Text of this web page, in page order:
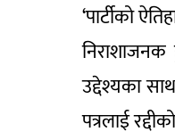
‘पार्टीको
उद्देश्यका
पत्रलाई